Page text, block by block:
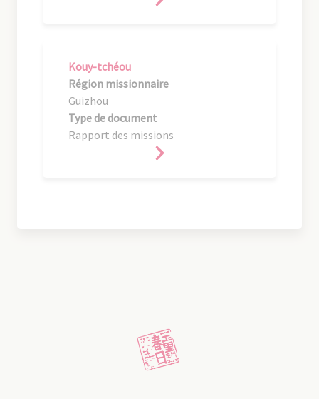
Kouy-tchéou
Région missionnaire
Guizhou
Type de document
Rapport des missions